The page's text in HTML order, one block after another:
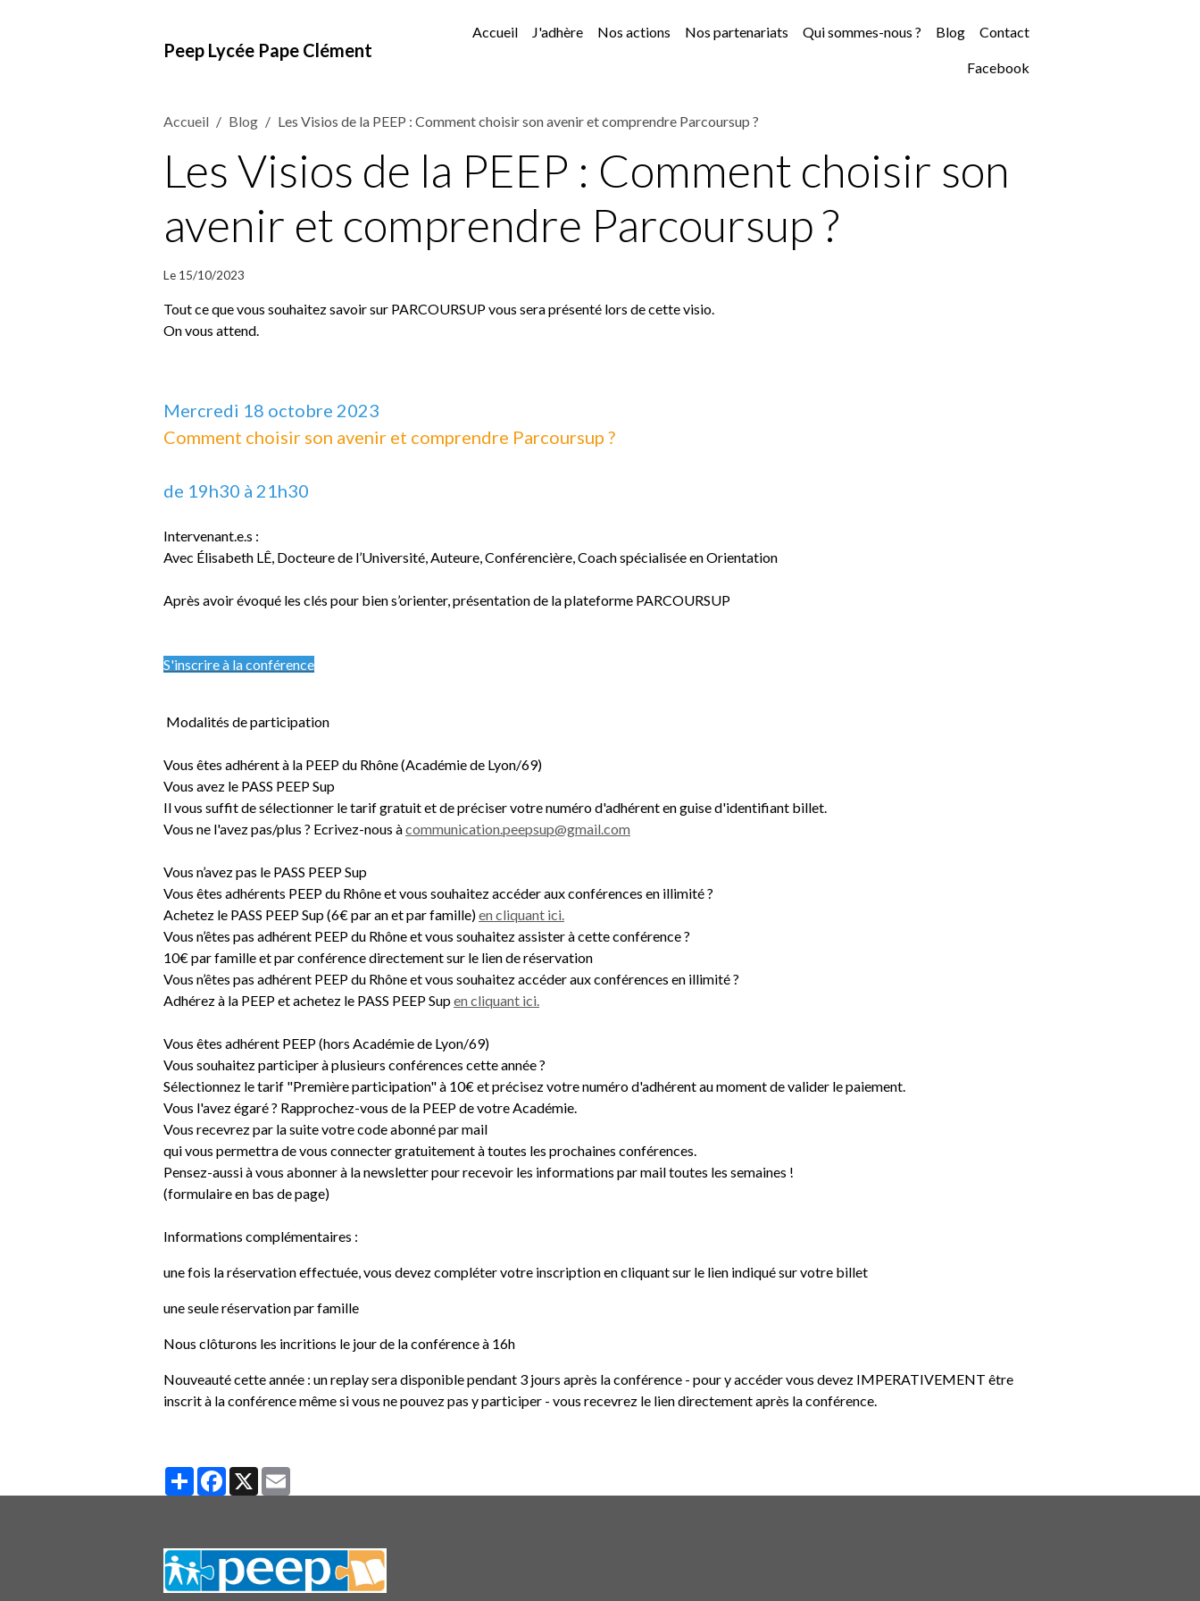
Peep Lycée Pape Clément
Accueil J'adhère Nos actions Nos partenariats Qui sommes-nous ? Blog Contact
Facebook
Accueil Blog Les Visios de la PEEP : Comment choisir son avenir et comprendre Parcoursup ?
Les Visios de la PEEP : Comment choisir son
avenir et comprendre Parcoursup ?
Le 15/10/2023
Tout ce que vous souhaitez savoir sur PARCOURSUP vous sera présenté lors de cette visio.
On vous attend.
Mercredi 18 octobre 2023
Comment choisir son avenir et comprendre Parcoursup ?
de 19h30 à 21h30
Intervenant.e.s :
Avec Élisabeth LÊ, Docteure de l’Université, Auteure, Conférencière, Coach spécialisée en Orientation
Après avoir évoqué les clés pour bien s’orienter, présentation de la plateforme PARCOURSUP
S'inscrire à la conférence
Modalités de participation
Vous êtes adhérent à la PEEP du Rhône (Académie de Lyon/69)
Vous avez le PASS PEEP Sup
Il vous suffit de sélectionner le tarif gratuit et de préciser votre numéro d'adhérent en guise d'identifiant billet.
Vous ne l'avez pas/plus ? Ecrivez-nous àcommunication.peepsup@gmail.com
Vous n’avez pas le PASS PEEP Sup
Vous êtes adhérents PEEP du Rhône et vous souhaitez accéder aux conférences en illimité ?
Achetez le PASS PEEP Sup (6€ par an et par famille)en cliquant ici.
Vous n’êtes pas adhérent PEEP du Rhône et vous souhaitez assister à cette conférence ?
10€ par famille et par conférence directement sur le lien de réservation
Vous n’êtes pas adhérent PEEP du Rhône et vous souhaitez accéder aux conférences en illimité ?
Adhérez à la PEEP et achetez le PASS PEEP Supen cliquant ici.
Vous êtes adhérent PEEP (hors Académie de Lyon/69)
Vous souhaitez participer à plusieurs conférences cette année ?
Sélectionnez le tarif "Première participation" à 10€ et précisez votre numéro d'adhérent au moment de valider le paiement.
Vous l'avez égaré ? Rapprochez-vous de la PEEP de votre Académie.
Vous recevrez par la suite votre code abonné par mail
qui vous permettra de vous connecter gratuitement à toutes les prochaines conférences.
Pensez-aussi à vous abonner à la newsletter pour recevoir les informations par mail toutes les semaines !
(formulaire en bas de page)
Informations complémentaires :
une fois la réservation effectuée, vous devez compléter votre inscription en cliquant sur le lien indiqué sur votre billet
une seule réservation par famille
Nous clôturons les incritions le jour de la conférence à 16h
Nouveauté cette année : un replay sera disponible pendant 3 jours après la conférence - pour y accéder vous devez IMPERATIVEMENT être
inscrit à la conférence même si vous ne pouvez pas y participer - vous recevrez le lien directement après la conférence.
PartagerFacebook
X